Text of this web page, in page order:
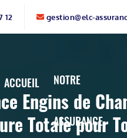
12 gestion@elc-
ACCUEIL NOTRE
ASSURANCE
Engins de
Totale pour